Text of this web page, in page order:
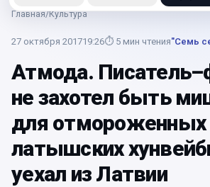
Главная/Культура
27 октября 201719:26⏱ 5 мин чтения"Семь
Атмода.
не захотел быть
для отмороженных
латышских
уехал из Латвии